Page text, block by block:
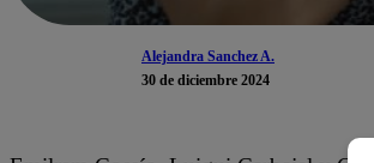
Alejandra Sanchez A.
30 de diciembre 2024